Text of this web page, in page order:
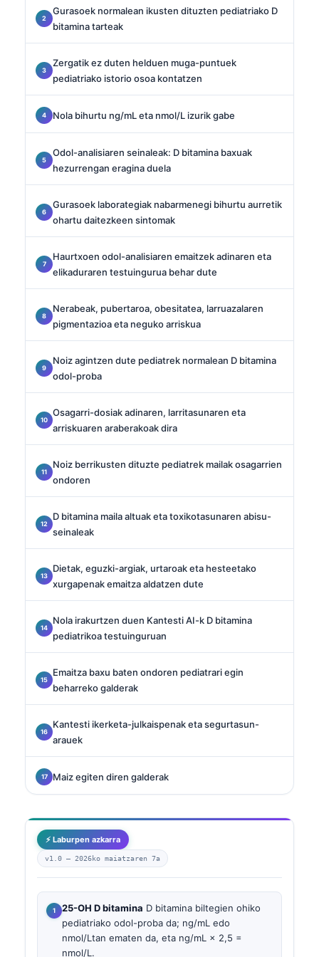
Gurasoek normalean ikusten dituzten pediatriako D
bitamina tarteak
Zergatik ez duten helduen muga-puntuek
pediatriako istorio osoa kontatzen
Nola bihurtu ng/mL eta nmol/L izurik gabe
Odol-analisiaren seinaleak: D bitamina baxuak
hezurrengan eragina duela
Gurasoek laborategiak nabarmenegi bihurtu aurretik
ohartu daitezkeen sintomak
Haurtxoen odol-analisiaren emaitzek adinaren eta
elikaduraren testuingurua behar dute
Nerabeak, pubertaroa, obesitatea, larruazalaren
pigmentazioa eta neguko arriskua
Noiz agintzen dute pediatrek normalean D bitamina
odol-proba
Osagarri-dosiak adinaren, larritasunaren eta
arriskuaren araberakoak dira
Noiz berrikusten dituzte pediatrek mailak osagarrien
ondoren
D bitamina maila altuak eta toxikotasunaren abisu-
seinaleak
Dietak, eguzki-argiak, urtaroak eta hesteetako
xurgapenak emaitza aldatzen dute
Nola irakurtzen duen Kantesti AI-k D bitamina
pediatrikoa testuinguruan
Emaitza baxu baten ondoren pediatrari egin
beharreko galderak
Kantesti ikerketa-julkaispenak eta segurtasun-
arauek
Maiz egiten diren galderak
⚡ Laburpen azkarra
v1.0 — 2026ko maiatzaren 7a
25-OH D bitamina D bitamina biltegien ohiko
pediatriako odol-proba da; ng/mL edo
nmol/Ltan ematen da, eta ng/mL × 2,5 =
nmol/L.